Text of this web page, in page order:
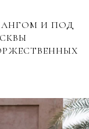
И ПОД